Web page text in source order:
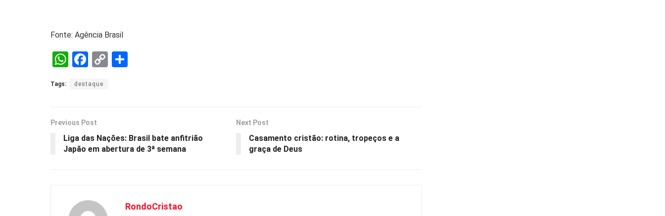
Fonte: Agência Brasil
W
at
A
p
p
F
ce
o
o
k
C
k
Tags: destaque
Previous Post
Liga das Nações: Brasil bate anfitrião
Japão em abertura de 3ª semana
Next Post
Casamento cristão: rotina, tropeços e a
graça de Deus
RondoCristao